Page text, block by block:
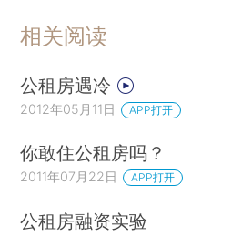
相关阅读
公租房遇冷
2012年05月11日 APP打开
你敢住公租房吗？
2011年07月22日 APP打开
公租房融资实验